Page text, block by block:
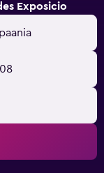
Exposicio